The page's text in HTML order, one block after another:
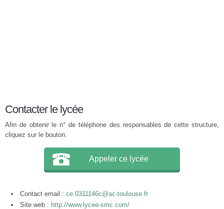
Contacter le lycée
Afin de obtenir le n° de téléphone des responsables de cette structure,
cliquez sur le bouton.
Appeler ce lycée
Contact email : ce.0311146c@ac-toulouse.fr
Site web : http://www.lycee-smc.com/